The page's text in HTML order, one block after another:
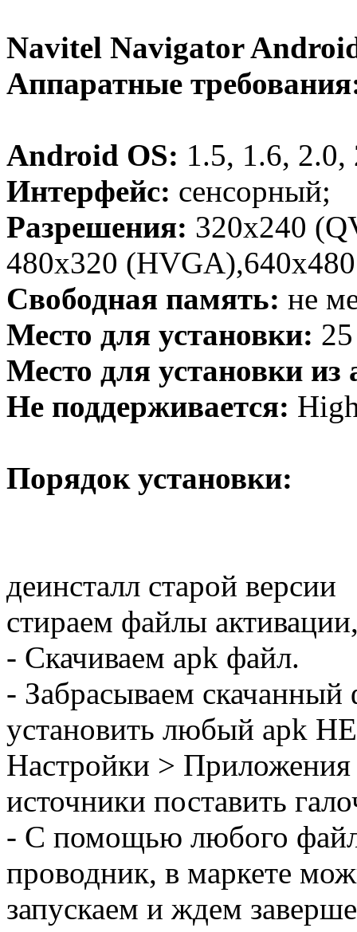
Navitel Navigator
Аппаратные
Android OS: 1.5, 1.6,
Интерфейс: сенсорный;
Разрешения: 320x240
480x320
Свободная память: не
Место для установки:
Место для установки
Не поддерживается:
Порядок установки:
деинсталл старой версии
стираем файлы
- Скачиваем apk файл.
- Забрасываем
установить любый apk
Настройки > Приложения
источники поставить
- С помощью любого
проводник, в маркете
запускаем и ждем